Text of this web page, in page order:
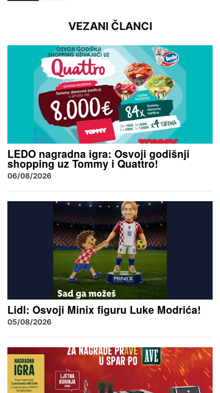
VEZANI ČLANCI
LEDO nagradna igra: Osvoji godišnji
shopping uz Tommy i Quattro!
06/08/2026
Lidl: Osvoji Minix figuru Luke Modrića!
05/08/2026